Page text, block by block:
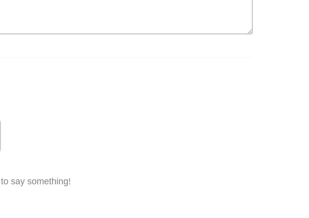
say something!